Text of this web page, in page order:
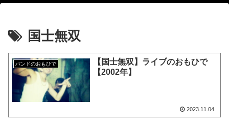
国士無双
バンドのおもひで
【国士無双】ライブのおもひで
【2002年】
2023.11.04